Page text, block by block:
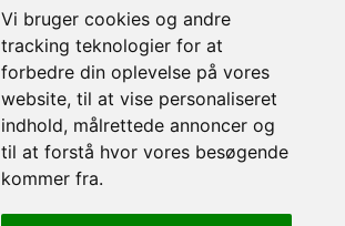
Vi bruger cookies og andre
tracking teknologier for at
forbedre din oplevelse på vores
website, til at vise personaliseret
indhold, målrettede annoncer og
til at forstå hvor vores besøgende
kommer fra.